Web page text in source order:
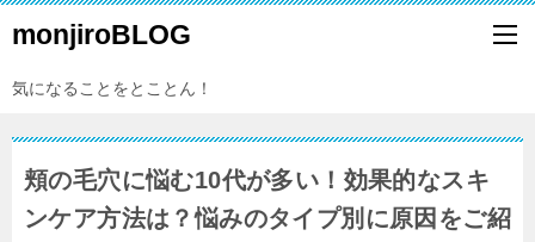
monjiroBLOG
気になることをとことん！
頬の毛穴に悩む10代が多い！効果的なスキ
ンケア方法は？悩みのタイプ別に原因をご紹